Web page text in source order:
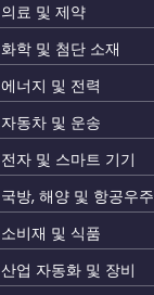
의료 및 제약
화학 및 첨단 소재
에너지 및 전력
자동차 및 운송
전자 및 스마트 기기
국방, 해양 및 항공우주
소비재 및 식품
산업 자동화 및 장비